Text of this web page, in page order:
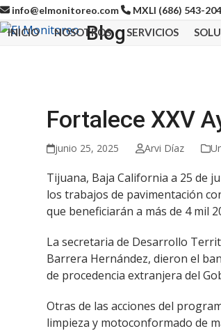
Skip
to
content
info@elmonitoreo.com MXLI (686) 543-
INICIO NOSOTROS SERVICIOS
Blog
Fortalece XXV
junio 25, 2025 Arvi Díaz
Tijuana, Baja California a 25 de
los trabajos de pavimentación
que beneficiarán a más de 4 mil
La secretaria de Desarrollo
Barrera Hernández, dieron el
de procedencia extranjera del
Otras de las acciones del
limpieza y motoconformado de